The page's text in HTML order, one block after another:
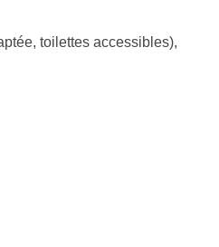
toilettes accessibles),